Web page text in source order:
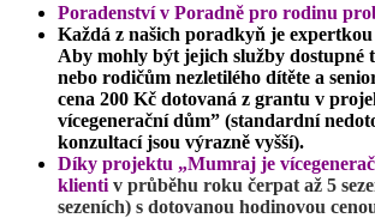
Poradenství v Poradně pro rodinu
Každá z našich poradkyň je
Aby mohly být jejich služby dostupné
nebo rodičům nezletilého dítěte a
cena 200 Kč dotovaná z grantu v
vícegenerační dům” (standardní
konzultací jsou výrazně vyšší).
Díky projektu „Mumraj je
klienti v průběhu roku čerpat až 5
sezeních) s dotovanou hodinovou